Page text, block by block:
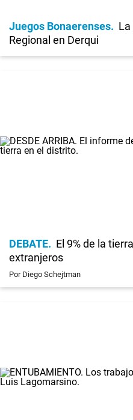
Juegos Bonaerenses
Regional en Derqui
DEBATE
El 9% de la
extranjeros
Por Diego Schejtman